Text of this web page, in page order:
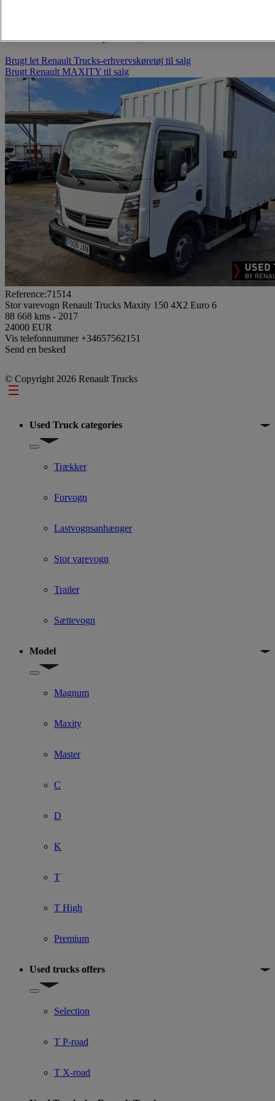
Brugt let Renault Trucks-erhvervskøretøj til salg
Brugt Renault MAXITY til salg
Reference:71514
Stor varevogn Renault Trucks Maxity 150 4X2 Euro 6
88 668 kms - 2017
24000 EUR
Vis telefonnummer +34657562151
Send en besked
© Copyright 2026 Renault Trucks
Footer
Used Truck categories
Show submenu for Used Truck categories
Trækker
Forvogn
Lastvognsanhænger
Stor varevogn
Trailer
Sættevogn
Model
Show submenu for Model
Magnum
Maxity
Master
C
D
K
T
T High
Premium
Used trucks offers
Show submenu for Used trucks offers
Selection
T P-road
T X-road